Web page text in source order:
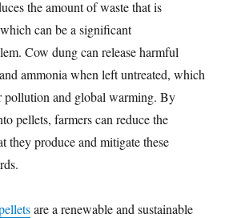
the amount of waste that is
can be a significant
Cow dung can release harmful
ammonia when left untreated, which
pollution and global warming. By
pellets, farmers can reduce the
they produce and mitigate these
are a renewable and sustainable